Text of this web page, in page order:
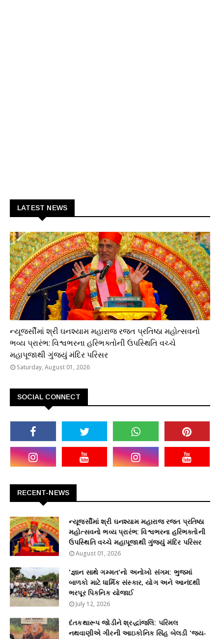
LATEST NEWS
ન્યૂજર્સીમાં શ્રી ઘનશ્યામ મહારાજ રજત પ્રતિષ્ઠા મહોત્સવનો
ભવ્ય પ્રારંભ: વિશ્વભરના હરિભક્તોની ઉપસ્થિતિ વચ્ચે
મહાપૂજાથી ગુંજ્યું મંદિર પરિસર
Saturday, August 01, 2026
SOCIAL CONNECT
RECENT-NEWS
ન્યૂજર્સીમાં શ્રી ઘનશ્યામ મહારાજ રજત પ્રતિષ્ઠા
મહોત્સવનો ભવ્ય પ્રારંભ: વિશ્વભરના હરિભક્તોની
ઉપસ્થિતિ વચ્ચે મહાપૂજાથી ગુંજ્યું મંદિર પરિસર
August 01, 2026
'જ્ઞાન સાથે ગમ્મત'નો અનોખો સંગમ: ભુજમાં
બાળકો માટે ધાર્મિક સંસ્કાર, યોગ અને આનંદથી
ભરપૂર પિકનિક યોજાઈ
July 12, 2026
દંતકથારૂપ જોડીને શ્રદ્ધાંજલિ: પરિમલ
નથવાણીએ ગીરની આઇકોનિક સિંહ બેલડી 'જય-